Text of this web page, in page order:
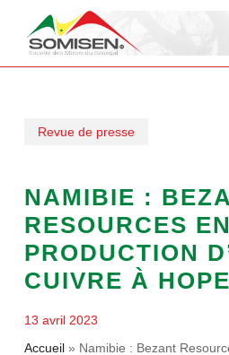
Revue de presse
NAMIBIE :
RESOURCES
PRODUCTION
CUIVRE À
13 avril 2023
Accueil» Namibie : Bezant